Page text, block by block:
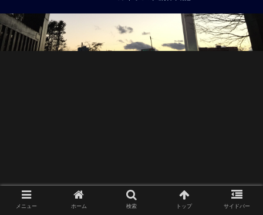
メニュー ホーム 検索 トップ サイドバー